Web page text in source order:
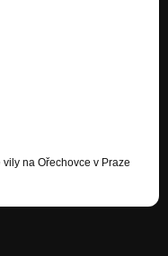
na Ořechovce v Praze